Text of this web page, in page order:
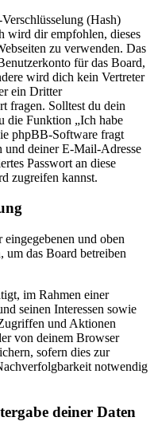
(Hash)
wird dir empfohlen, dieses
zu verwenden. Das
für das Board,
wird dich kein Vertreter
ein Dritter
fragen. Solltest du dein
die Funktion „Ich habe
phpBB-Software fragt
und deiner E-Mail-Adresse
Passwort an diese
zugreifen kannst.
und oben
um das Board betreiben
im Rahmen einer
seinen Interessen sowie
und Aktionen
von deinem Browser
sofern dies zur
notwendig
deiner Daten